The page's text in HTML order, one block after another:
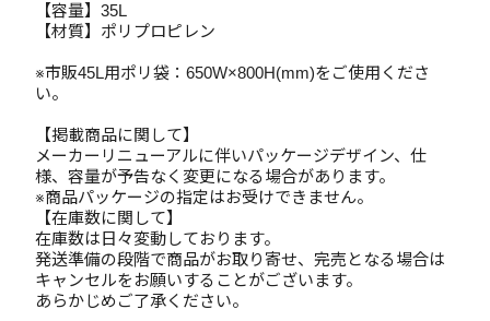
【容量】35L
【材質】ポリプロピレン
※市販45L用ポリ袋：650W×800H(mm)をご使用くださ
い。
【掲載商品に関して】
メーカーリニューアルに伴いパッケージデザイン、仕
様、容量が予告なく変更になる場合があります。
※商品パッケージの指定はお受けできません。
【在庫数に関して】
在庫数は日々変動しております。
発送準備の段階で商品がお取り寄せ、完売となる場合は
キャンセルをお願いすることがございます。
あらかじめご了承ください。